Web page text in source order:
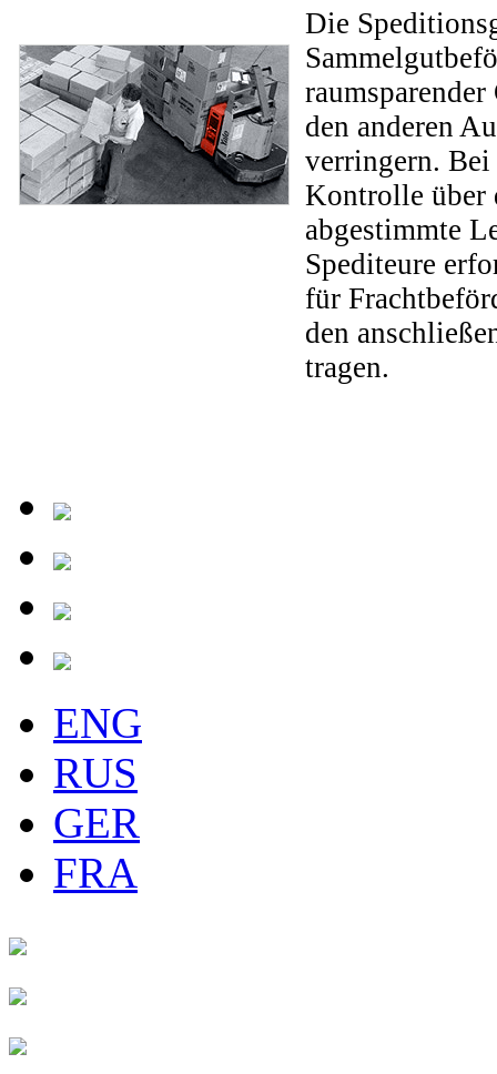
Die
den anderen
verringern. Bei
Kontrolle über
abgestimmte
Spediteure
für
den
tragen.
ENG
RUS
GER
FRA